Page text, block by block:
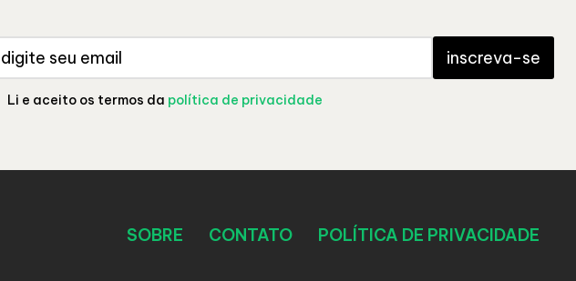
inscreva-se
Li e aceito os termos da política de privacidade
SOBRE CONTATO POLÍTICA DE PRIVACIDADE